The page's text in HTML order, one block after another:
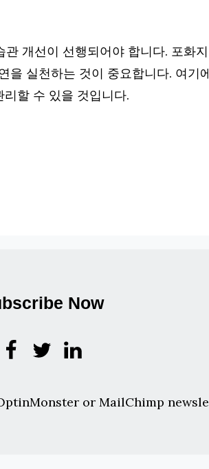
개선이 선행되어야 합니다. 포화
실천하는 것이 중요합니다. 여기
할 수 있을 것입니다.
Now
or MailChimp